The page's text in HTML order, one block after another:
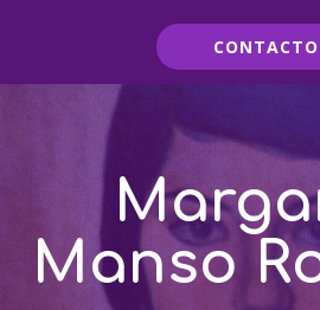
CONTACTO
Manso